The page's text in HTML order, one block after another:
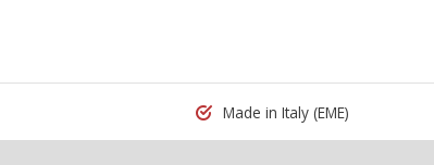
Made in Italy (EME)